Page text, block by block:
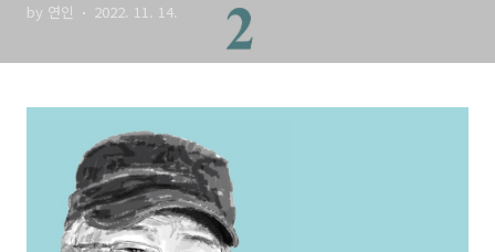
by 연인 2022. 11. 14.